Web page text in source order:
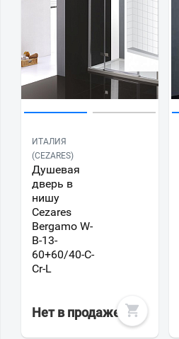
ИТАЛИЯ
(CEZARES)
Душевая
дверь в
нишу
Cezares
Bergamo W-
B-13-
60+60/40-C-
Cr-L
Нет в продаже